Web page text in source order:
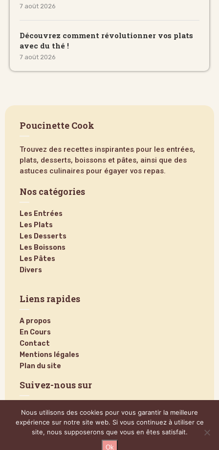
7 août 2026
Découvrez comment révolutionner vos plats
avec du thé !
7 août 2026
Poucinette Cook
Trouvez des recettes inspirantes pour les entrées,
plats, desserts, boissons et pâtes, ainsi que des
astuces culinaires pour égayer vos repas.
Nos catégories
Les Entrées
Les Plats
Les Desserts
Les Boissons
Les Pâtes
Divers
Liens rapides
A propos
En Cours
Contact
Mentions légales
Plan du site
Suivez-nous sur
Nous utilisons des cookies pour vous garantir la meilleure
expérience sur notre site web. Si vous continuez à utiliser ce
site, nous supposerons que vous en êtes satisfait.
Ok